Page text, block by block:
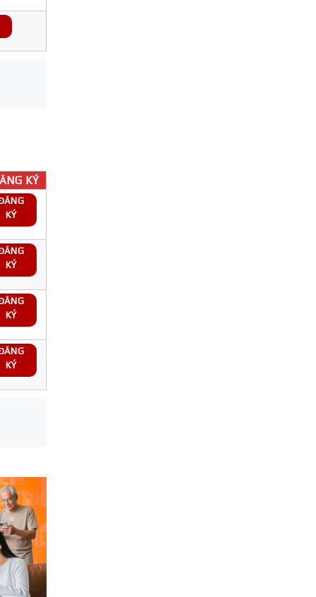
KÝ
KÝ
KÝ
KÝ
KÝ